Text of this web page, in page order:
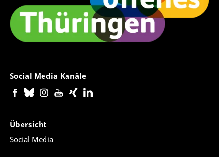
Social Media Kanäle
Übersicht
Social Media